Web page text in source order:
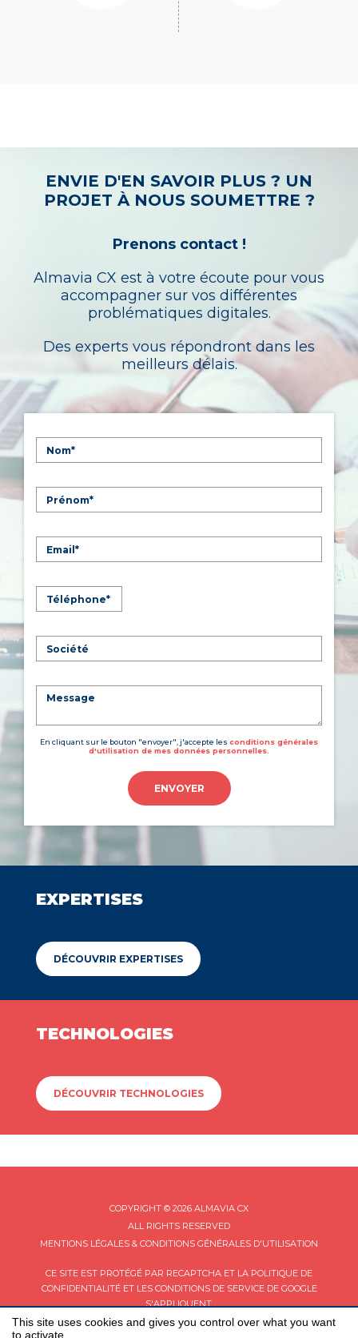
ENVIE D'EN SAVOIR PLUS ? UN
PROJET À NOUS SOUMETTRE ?
Prenons contact !
Almavia CX est à votre écoute pour vous
accompagner sur vos différentes
problématiques digitales.
Des experts vous répondront dans les
meilleurs délais.
En cliquant sur le bouton "envoyer", j'accepte les conditions générales
d'utilisation de mes données personnelles.
ENVOYER
EXPERTISES
DÉCOUVRIR EXPERTISES
TECHNOLOGIES
DÉCOUVRIR TECHNOLOGIES
COPYRIGHT © 2026 ALMAVIA CX
ALL RIGHTS RESERVED
MENTIONS LÉGALES & CONDITIONS GÉNÉRALES D'UTILISATION
CE SITE EST PROTÉGÉ PAR RECAPTCHA ET LA POLITIQUE DE
CONFIDENTIALITÉET LES CONDITIONS DE SERVICEDE GOOGLE
S'APPLIQUENT.
This site uses cookies and gives you control over what you want
to activate